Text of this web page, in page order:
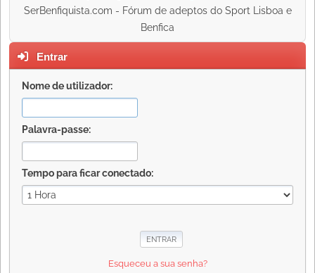
SerBenfiquista.com - Fórum de adeptos do Sport Lisboa e
Benfica
Entrar
Nome de utilizador:
Palavra-passe:
Tempo para ficar conectado:
Esqueceu a sua senha?